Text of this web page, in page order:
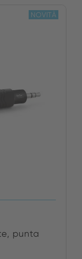
punta
NOVITÀ